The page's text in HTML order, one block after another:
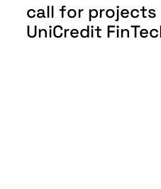
call for projects
UniCredit